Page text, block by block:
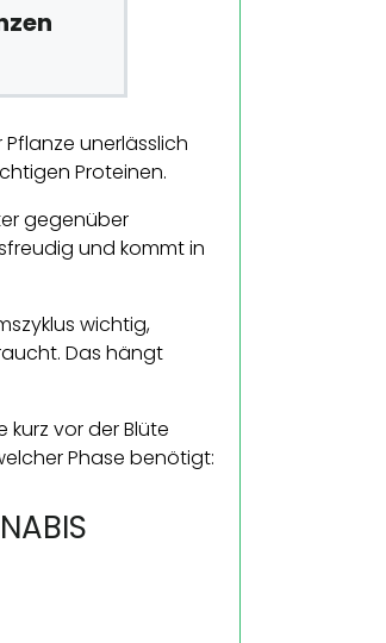
unerlässlich
Proteinen.
gegenüber
und kommt in
wichtig,
Das hängt
kurz vor der Blüte
Phase benötigt: